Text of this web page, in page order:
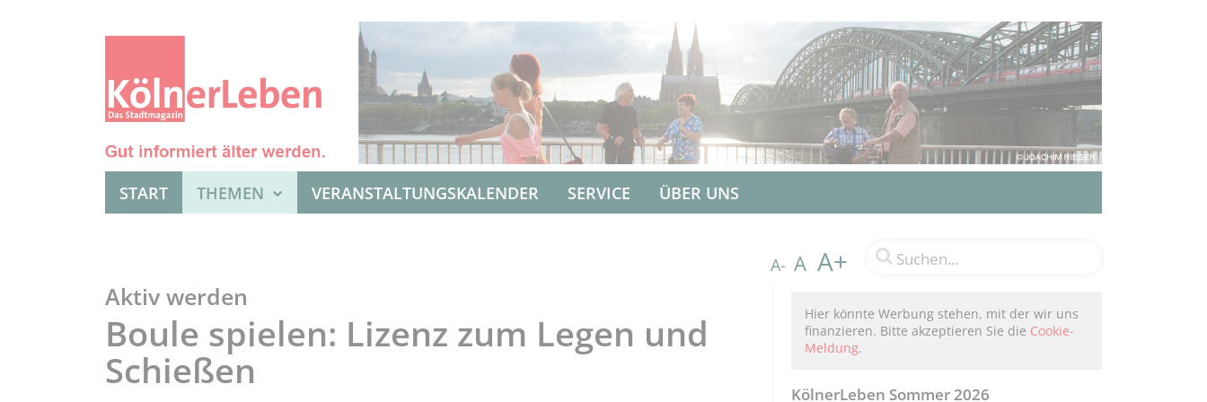
START THEMEN VERANSTALTUNGSKALENDER SERVICE ÜBER UNS
A- A A+
Aktiv werden
Boule spielen: Lizenz zum Legen und
Schießen
Hier könnte Werbung stehen, mit der wir uns
finanzieren. Bitte akzeptieren Sie die Cookie-
Meldung.
KölnerLeben Sommer 2026